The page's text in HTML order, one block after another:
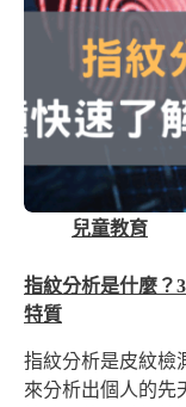
兒童教育
指紋分析是什麼？
特質
指紋分析是皮紋檢
來分析出個人的先